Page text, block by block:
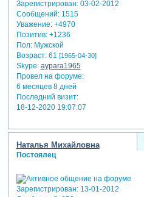
Зарегистрирован: 03-02-2012
Сообщений:1515
Уважение: +4970
Позитив: +1236
Пол:Мужской
Возраст:61 [1965-04-30]
Skype: aypara1965
Провел на форуме:
6 месяцев 8 дней
Последний визит:
18-12-2020 19:07:07
Наталья Михайловна
Постоялец
Зарегистрирован: 13-01-2012